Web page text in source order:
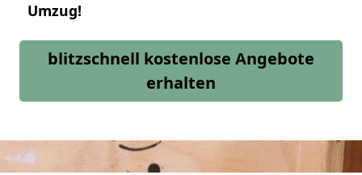
Umzug!
blitzschnell kostenlose Angebote
erhalten